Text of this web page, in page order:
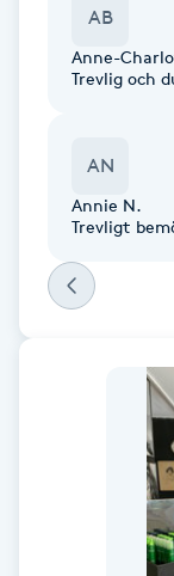
Fransförlängning
Fransförlängning
Fransk manikyr
Fransrengöring
Frekvensterapi
AB
Anne-
Trevlig och
AN
Annie N.
Trevligt